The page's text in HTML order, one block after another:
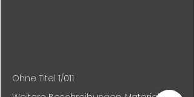
Ohne Titel 1/011